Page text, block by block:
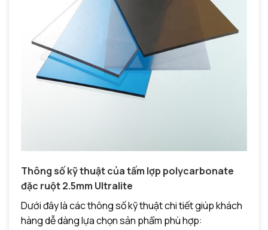
Thông số kỹ thuật của tấm lợp polycarbonate
đặc ruột 2.5mm Ultralite
Dưới đây là các thông số kỹ thuật chi tiết giúp khách
hàng dễ dàng lựa chọn sản phẩm phù hợp: